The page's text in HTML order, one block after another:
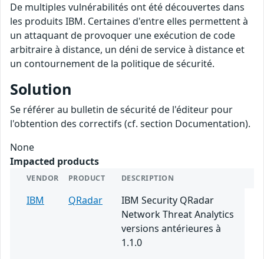
De multiples vulnérabilités ont été découvertes dans
les produits IBM. Certaines d'entre elles permettent à
un attaquant de provoquer une exécution de code
arbitraire à distance, un déni de service à distance et
un contournement de la politique de sécurité.
Solution
Se référer au bulletin de sécurité de l'éditeur pour
l'obtention des correctifs (cf. section Documentation).
None
Impacted products
VENDOR PRODUCT DESCRIPTION
IBM QRadar
IBM Security QRadar
Network Threat Analytics
versions antérieures à
1.1.0